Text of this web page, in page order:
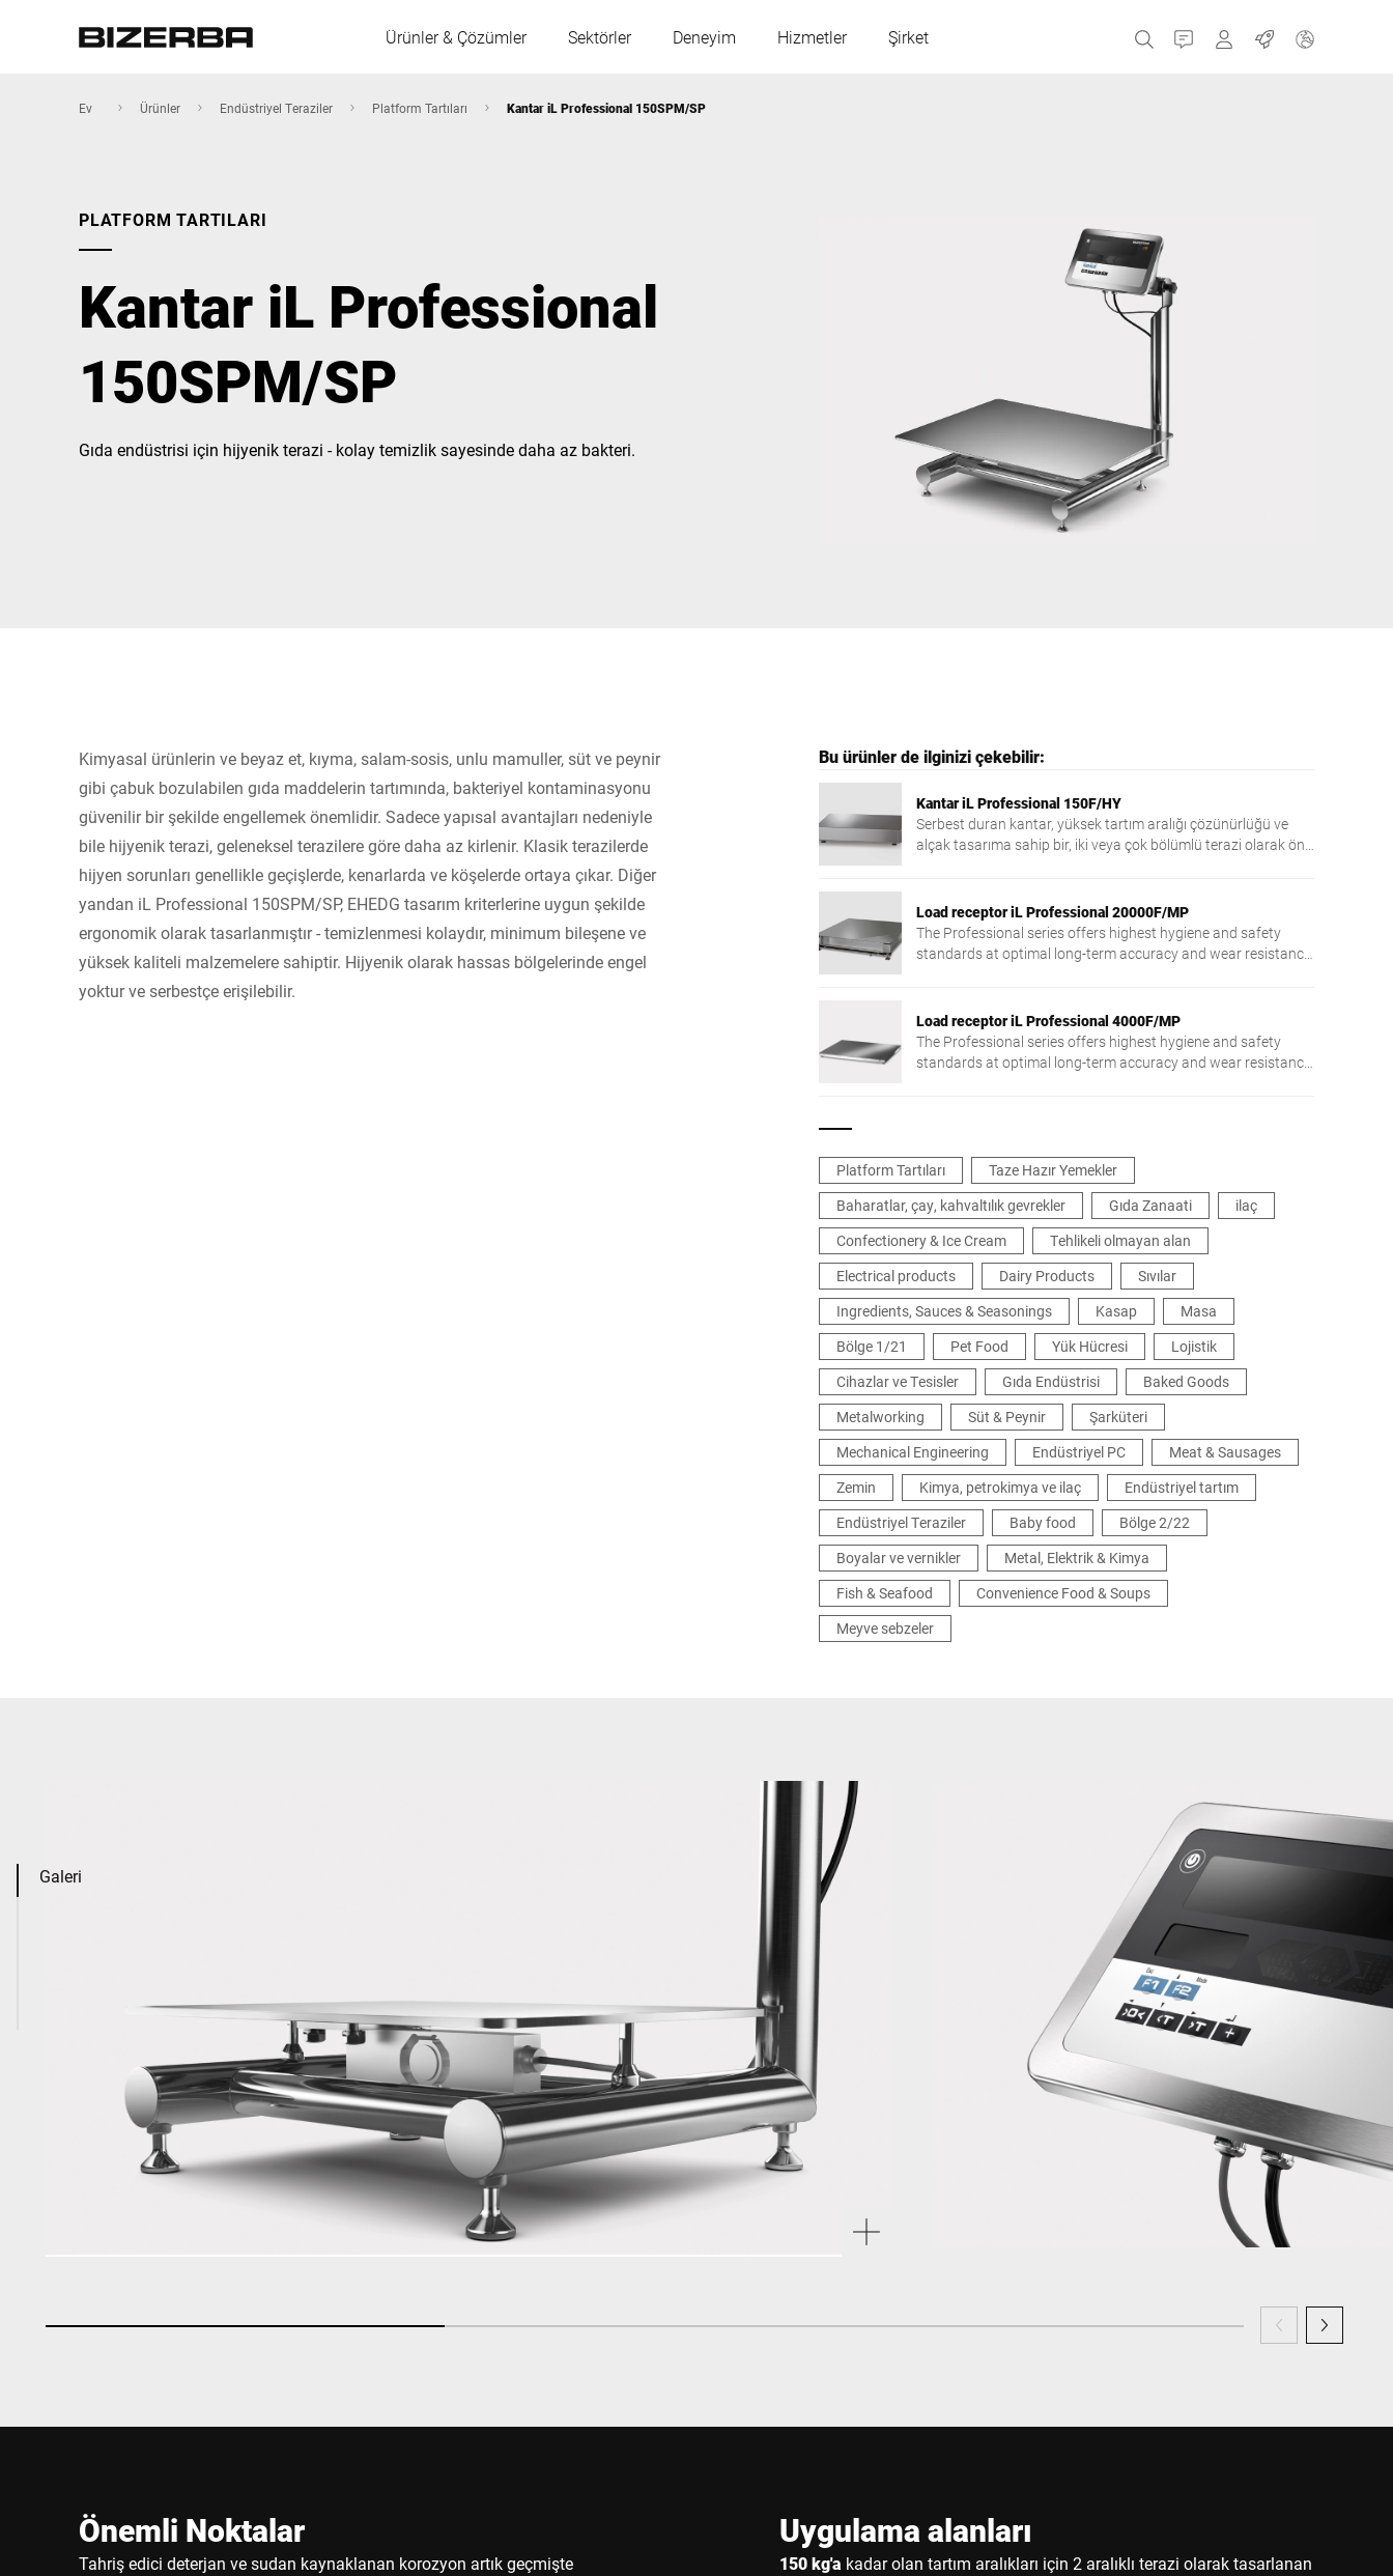
Ürünler & Çözümler Sektörler Deneyim Hizmetler Şirket İletişim MyBizerba
işler
Yunanistan
Macaristan Hollanda
Rusya
ispanya
Ukrayna
Amerika
Asya
Avustralya
Ev Ürünler Endüstriyel Teraziler Platform Tartıları Kantar iL Professional 150SPM/SP
PLATFORM TARTILARI
Kantar iL Professional
150SPM/SP
Gıda endüstrisi için hijyenik terazi - kolay temizlik sayesinde daha az bakteri.
Kimyasal ürünlerin ve beyaz et, kıyma, salam-sosis, unlu mamuller, süt ve peynir
gibi çabuk bozulabilen gıda maddelerin tartımında, bakteriyel kontaminasyonu
güvenilir bir şekilde engellemek önemlidir. Sadece yapısal avantajları nedeniyle
bile hijyenik terazi, geleneksel terazilere göre daha az kirlenir. Klasik terazilerde
hijyen sorunları genellikle geçişlerde, kenarlarda ve köşelerde ortaya çıkar. Diğer
yandan iL Professional 150SPM/SP, EHEDG tasarım kriterlerine uygun şekilde
ergonomik olarak tasarlanmıştır - temizlenmesi kolaydır, minimum bileşene ve
yüksek kaliteli malzemelere sahiptir. Hijyenik olarak hassas bölgelerinde engel
yoktur ve serbestçe erişilebilir.
Bu ürünler de ilginizi çekebilir:
Kantar iL Professional 150F/HY
Serbest duran kantar, yüksek tartım aralığı çözünürlüğü ve
alçak tasarıma sahip bir, iki veya çok bölümlü terazi olarak öne
Load receptor iL Professional 20000F/MP
The Professional series offers highest hygiene and safety
standards at optimal long-term accuracy and wear resistance.
industrial environments with a very high resolution of up to
3x3000e.
Load receptor iL Professional 4000F/MP
The Professional series offers highest hygiene and safety
standards at optimal long-term accuracy and wear resistance.
Platform Tartıları
Taze Hazır Yemekler
Baharatlar, çay, kahvaltılık gevrekler
Gıda Zanaati
ilaç
Confectionery & Ice Cream
Tehlikeli olmayan alan
Electrical products
Dairy Products
Sıvılar
Ingredients, Sauces & Seasonings
Kasap
Masa
Bölge 1/21
Pet Food Yük Hücresi
Lojistik
Cihazlar ve Tesisler
Gıda Endüstrisi
Baked Goods
Metalworking
Süt & Peynir
Şarküteri
Mechanical Engineering
Endüstriyel PC
Meat & Sausages
Zemin
Kimya, petrokimya ve ilaç
Endüstriyel tartım
Endüstriyel Teraziler
Baby food
Bölge 2/22
Boyalar ve vernikler
Metal, Elektrik & Kimya
Fish & Seafood
Convenience Food & Soups
Meyve sebzeler
Galeri
Önemli Noktalar
Tahriş edici deterjan ve sudan kaynaklanan korozyon artık geçmişte
Uygulama alanları
150 kg'a kadar olan tartım aralıkları için 2 aralıklı terazi olarak tasarlanan